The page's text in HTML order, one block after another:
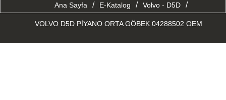
Ana Sayfa / E-Katalog / Volvo - D5D /
VOLVO D5D PİYANO ORTA GÖBEK 04288502 OEM